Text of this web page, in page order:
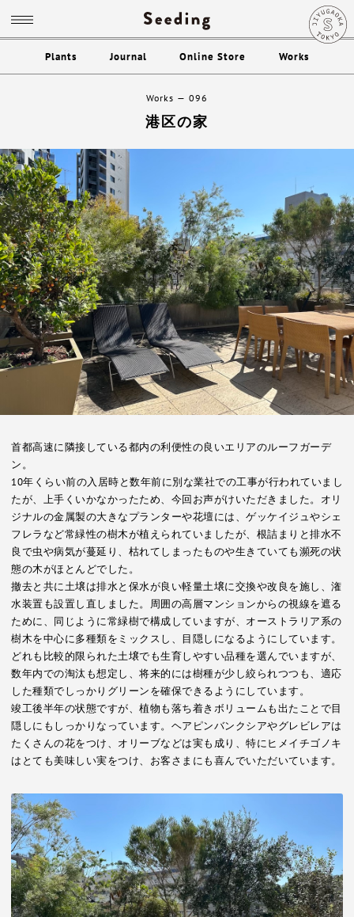
Plants Journal Online Store Works
Works 096
港区の家
首都高速に隣接している都内の利便性の良いエリアのルーフガーデ
ン。
10年くらい前の入居時と数年前に別な業社での工事が行われていまし
たが、上手くいかなかったため、今回お声がけいただきました。オリ
ジナルの金属製の大きなプランターや花壇には、ゲッケイジュやシェ
フレラなど常緑性の樹木が植えられていましたが、根詰まりと排水不
良で虫や病気が蔓延り、枯れてしまったものや生きていても瀕死の状
態の木がほとんどでした。
撤去と共に土壌は排水と保水が良い軽量土壌に交換や改良を施し、潅
水装置も設置し直しました。周囲の高層マンションからの視線を遮る
ために、同じように常緑樹で構成していますが、オーストラリア系の
樹木を中心に多種類をミックスし、目隠しになるようにしています。
どれも比較的限られた土壌でも生育しやすい品種を選んでいますが、
数年内での淘汰も想定し、将来的には樹種が少し絞られつつも、適応
した種類でしっかりグリーンを確保できるようにしています。
竣工後半年の状態ですが、植物も落ち着きボリュームも出たことで目
隠しにもしっかりなっています。ヘアピンバンクシアやグレビレアは
たくさんの花をつけ、オリーブなどは実も成り、特にヒメイチゴノキ
はとても美味しい実をつけ、お客さまにも喜んでいただいています。